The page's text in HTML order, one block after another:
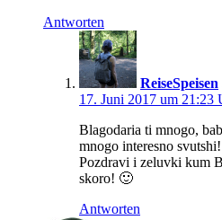
Antworten
ReiseSpeisen
17. Juni 2017 um 21:23
Blagodaria ti mnogo,
mnogo interesno svutshi!
Pozdravi i zeluvki kum
skoro! 🙂
Antworten